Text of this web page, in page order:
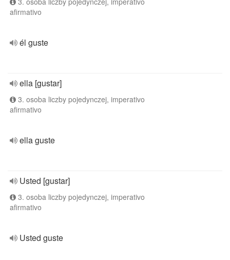
afirmativo
él guste
ella [gustar]
3. osoba liczby pojedynczej, imperativo
afirmativo
ella guste
Usted [gustar]
3. osoba liczby pojedynczej, imperativo
afirmativo
Usted guste